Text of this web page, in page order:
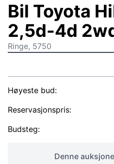
Bil Toyota
2,5d-4d
Ringe, 5750
Høyeste bud:
Reservasjonspris:
Budsteg:
Denne